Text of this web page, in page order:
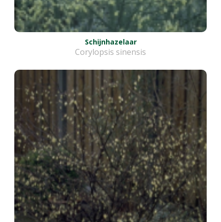
Schijnhazelaar
Corylopsis sinensis